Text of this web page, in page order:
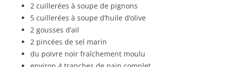
2 cuillerées à soupe de pignons
5 cuillerées à soupe d’huile d’olive
2 gousses d’ail
2 pincées de sel marin
du poivre noir fraîchement moulu